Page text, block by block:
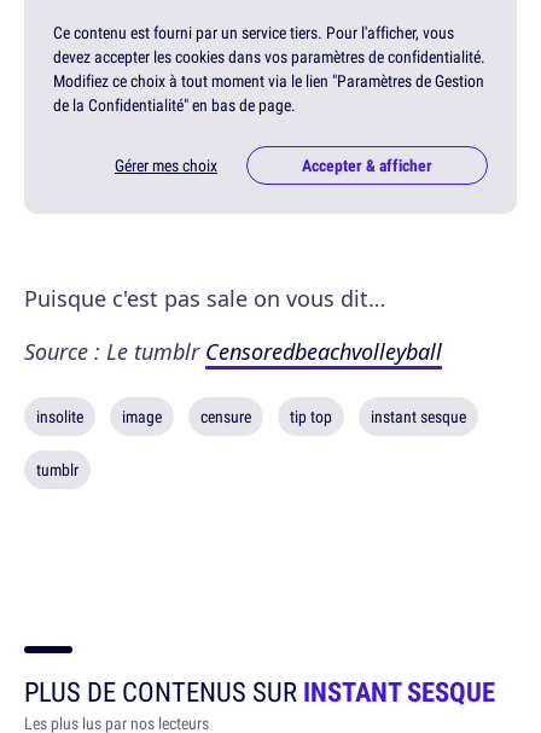
Ce contenu est fourni par un service tiers. Pour l'afficher, vous
devez accepter les cookies dans vos paramètres de confidentialité.
Modifiez ce choix à tout moment via le lien "Paramètres de Gestion
de la Confidentialité" en bas de page.
Gérer mes choix Accepter & afficher
Puisque c'est pas sale on vous dit…
Source : Le tumblr Censoredbeachvolleyball
insolite image censure tip top instant sesque
tumblr
PLUS DE CONTENUS SURINSTANT SESQUE
Les plus lus par nos lecteurs